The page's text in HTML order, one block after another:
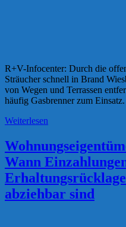
R+V-Infocenter: Durch die
Sträucher schnell in Brand
von Wegen und Terrassen
häufig Gasbrenner zum
Weiterlesen
Wann
abziehbar sind